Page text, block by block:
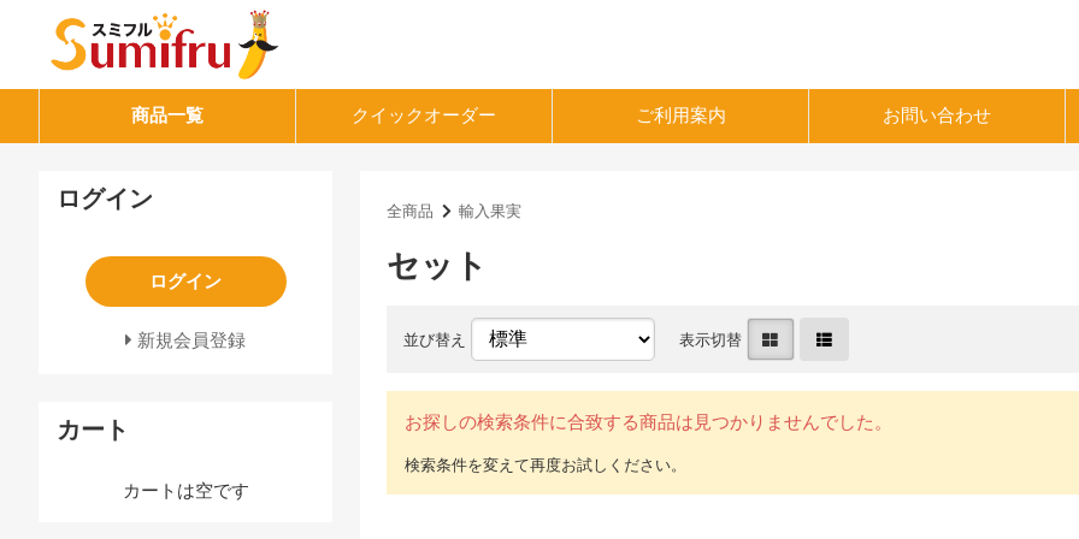
商品一覧 クイックオーダー ご利用案内 お問い合わせ
全商品 輸入果実
セット
並び替え 表示切替
お探しの検索条件に合致する商品は見つかりませんでした。
ログイン
ログイン
新規会員登録
カート
カートは空です